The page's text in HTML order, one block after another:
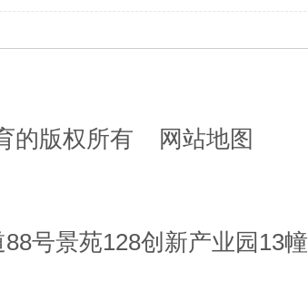
的版权所有
网站地图
号景苑128创新产业园13幢